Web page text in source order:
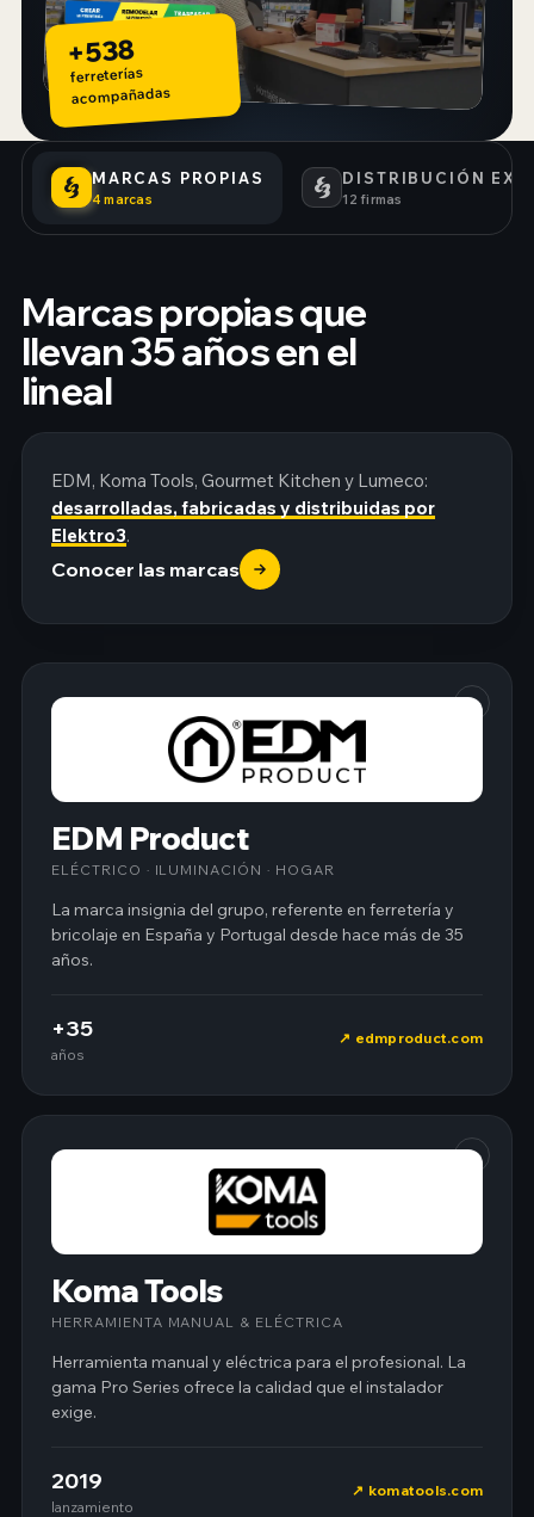
+538
ferreterías
acompañadas
MARCAS PROPIAS
4 marcas
DISTRIBUCIÓN
12 firmas
Marcas propias que
llevan 35 años en el
lineal
EDM, Koma Tools, Gourmet Kitchen y Lumeco:
desarrolladas, fabricadas y distribuidas por
Elektro3.
Conocer las marcas
EDM Product
ELÉCTRICO · ILUMINACIÓN · HOGAR
La marca insignia del grupo, referente en ferretería y
bricolaje en España y Portugal desde hace más de 35
años.
+35
años
edmproduct.com
Koma Tools
HERRAMIENTA MANUAL & ELÉCTRICA
Herramienta manual y eléctrica para el profesional. La
gama Pro Series ofrece la calidad que el instalador
exige.
2019
lanzamiento
komatools.com